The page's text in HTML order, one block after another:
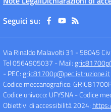
Seguici su:
Via Rinaldo Malavolti 31 - 58045
Tel 0564905037 - Mail:
- PEC:gric81700p@pec.istruzione.it
Codice meccanografico:
Codice univoco: UFYSNA- Codice
Obiettivi di accessibilità 2024: